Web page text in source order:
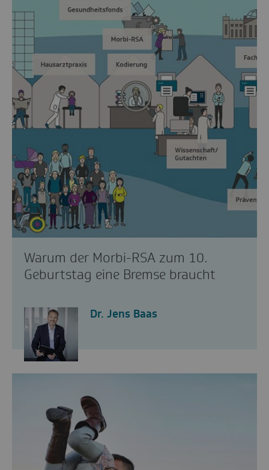
Warum der Morbi-RSA zum 10.
Geburtstag eine Bremse braucht
Dr. Jens Baas